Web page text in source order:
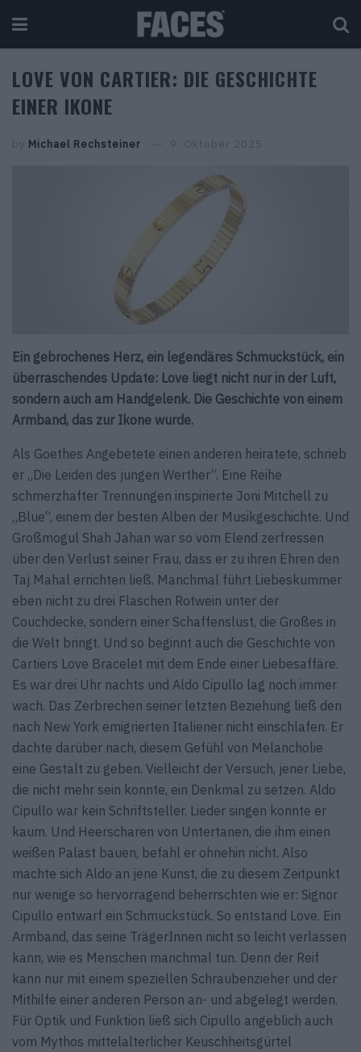
LOVE VON CARTIER: DIE GESCHICHTE
EINER IKONE
by Michael Rechsteiner 9. Oktober 2025
Ein gebrochenes Herz, ein legendäres Schmuckstück, ein
überraschendes Update: Love liegt nicht nur in der Luft,
sondern auch am Handgelenk. Die Geschichte von einem
Armband, das zur Ikone wurde.
Als Goethes Angebetete einen anderen heiratete, schrieb
er „Die Leiden des jungen Werther“. Eine Reihe
schmerzhafter Trennungen inspirierte Joni Mitchell zu
„Blue“, einem der besten Alben der Musikgeschichte. Und
Großmogul Shah Jahan war so vom Elend zerfressen
über den Verlust seiner Frau, dass er zu ihren Ehren den
Taj Mahal errichten ließ. Manchmal führt Liebeskummer
eben nicht zu drei Flaschen Rotwein unter der
Couchdecke, sondern einer Schaffenslust, die Großes in
die Welt bringt. Und so beginnt auch die Geschichte von
Cartiers Love Bracelet mit dem Ende einer Liebesaffäre.
Es war drei Uhr nachts und Aldo Cipullo lag noch immer
wach. Das Zerbrechen seiner letzten Beziehung ließ den
nach New York emigrierten Italiener nicht einschlafen. Er
dachte darüber nach, diesem Gefühl von Melancholie
eine Gestalt zu geben. Vielleicht der Versuch, jener Liebe,
die nicht mehr sein konnte, ein Denkmal zu setzen. Aldo
Cipullo war kein Schriftsteller. Lieder singen konnte er
kaum. Und Heerscharen von Untertanen, die ihm einen
weißen Palast bauen, befahl er ohnehin nicht. Also
machte sich Aldo an jene Kunst, die zu diesem Zeitpunkt
nur wenige so hervorragend beherrschten wie er: Signor
Cipullo entwarf ein Schmuckstück. So entstand Love. Ein
Armband, das seine TrägerInnen nicht so leicht verlassen
kann, wie es Menschen manchmal tun. Denn der Reif
kann nur mit einem speziellen Schraubenzieher und der
Mithilfe einer anderen Person an- und abgelegt werden.
Für Optik und Funktion ließ sich Cipullo angeblich auch
vom Mythos mittelalterlicher Keuschheitsgürtel